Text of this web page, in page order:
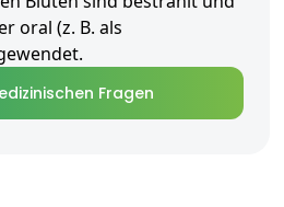
oral (z. B. als
Fragen